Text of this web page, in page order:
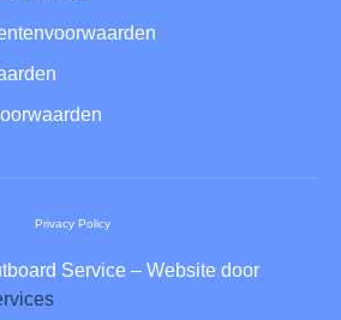
Service – Website door
Privacy Policy